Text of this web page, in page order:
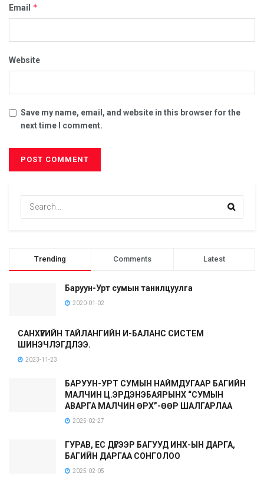
Email *
Website
Save my name, email, and website in this browser for the
next time I comment.
Trending Comments Latest
Баруун-Урт сумын танилцуулга
2020-01-02
САНХҮҮГИЙН ТАЙЛАНГИЙН И-БАЛАНС СИСТЕМ
ШИНЭЧЛЭГДЛЭЭ.
2023-11-23
БАРУУН-УРТ СУМЫН НАЙМДУГААР БАГИЙН
МАЛЧИН Ц.ЭРДЭНЭБАЯРЫНХ “СУМЫН
АВАРГА МАЛЧИН ӨРХ”-ӨӨР ШАЛГАРЛАА
2025-02-27
ГУРАВ, ЕС ДҮГЭЭР БАГУУД ИНХ-ЫН ДАРГА,
БАГИЙН ДАРГАА СОНГОЛОО
2025-02-05